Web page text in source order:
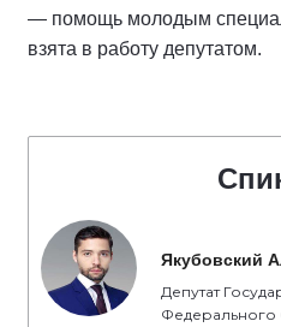
— помощь молодым
взята в работу депутатом.
Якубовский
Депутат